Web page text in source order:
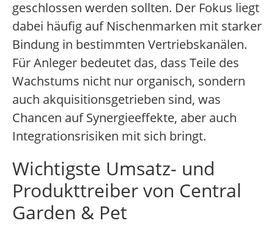
geschlossen werden sollten. Der Fokus liegt
dabei häufig auf Nischenmarken mit starker
Bindung in bestimmten Vertriebskanälen.
Für Anleger bedeutet das, dass Teile des
Wachstums nicht nur organisch, sondern
auch akquisitionsgetrieben sind, was
Chancen auf Synergieeffekte, aber auch
Integrationsrisiken mit sich bringt.
Wichtigste Umsatz- und
Produkttreiber von Central
Garden & Pet